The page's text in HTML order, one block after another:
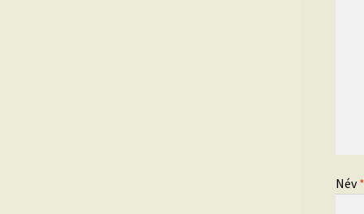
Név*